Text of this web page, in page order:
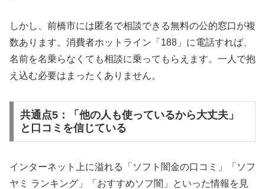
しかし、前橋市には匿名で相談できる無料の公的窓口が複
数あります。消費者ホットライン「188」に電話すれば、
名前を名乗らなくても相談に乗ってもらえます。一人で抱
え込む必要はまったくありません。
共通点5：「他の人も使っているから大丈夫」
と口コミを信じている
インターネット上に溢れる「ソフト闇金の口コミ」「ソフ
ヤミ ランキング」「おすすめソフ闇」といった情報を見